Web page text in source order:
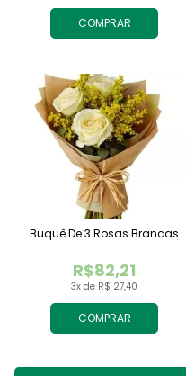
COMPRAR
COMPRAR
3x de R$ 27,40
R$82,21
Buquê De 3 Rosas Brancas